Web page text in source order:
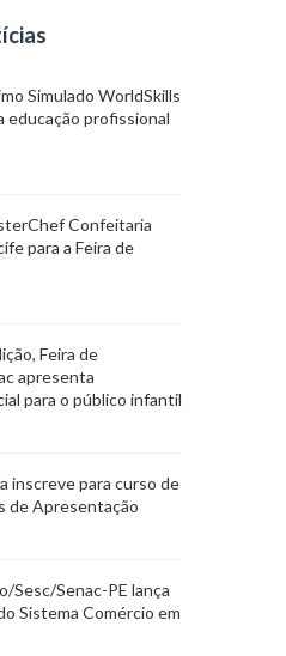
Simulado WorldSkills
educação profissional
Confeitaria
para a Feira de
Feira de
apresenta
para o público infantil
inscreve para curso de
de Apresentação
Sesc/Senac-PE lança
Sistema Comércio em